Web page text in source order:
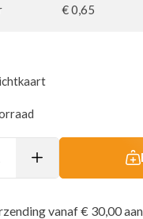
€ 0,65
vanaf € 30,00